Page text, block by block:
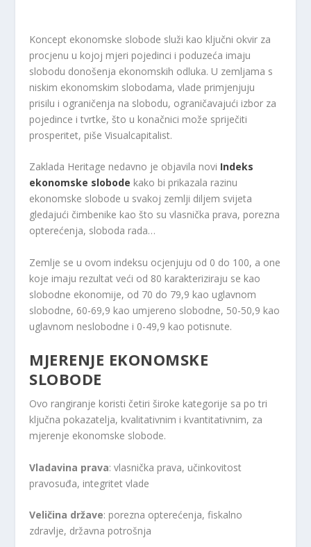
Koncept ekonomske slobode služi kao ključni okvir za
procjenu u kojoj mjeri pojedinci i poduzeća imaju
slobodu donošenja ekonomskih odluka. U zemljama s
niskim ekonomskim slobodama, vlade primjenjuju
prisilu i ograničenja na slobodu, ograničavajući izbor za
pojedince i tvrtke, što u konačnici može spriječiti
prosperitet, piše Visualcapitalist.
Zaklada Heritage nedavno je objavila novi Indeks
ekonomske slobode kako bi prikazala razinu
ekonomske slobode u svakoj zemlji diljem svijeta
gledajući čimbenike kao što su vlasnička prava, porezna
opterećenja, sloboda rada…
Zemlje se u ovom indeksu ocjenjuju od 0 do 100, a one
koje imaju rezultat veći od 80 karakteriziraju se kao
slobodne ekonomije, od 70 do 79,9 kao uglavnom
slobodne, 60-69,9 kao umjereno slobodne, 50-50,9 kao
uglavnom neslobodne i 0-49,9 kao potisnute.
MJERENJE EKONOMSKE
SLOBODE
Ovo rangiranje koristi četiri široke kategorije sa po tri
ključna pokazatelja, kvalitativnim i kvantitativnim, za
mjerenje ekonomske slobode.
Vladavina prava: vlasnička prava, učinkovitost
pravosuđa, integritet vlade
Veličina države: porezna opterećenja, fiskalno
zdravlje, državna potrošnja